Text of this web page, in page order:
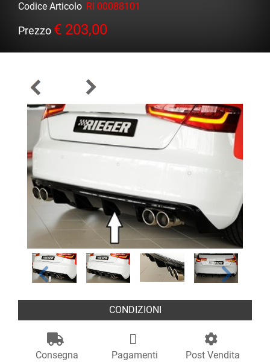
Codice Articolo RI 00088101
Prezzo € 203,00
CONDIZIONI
Consegna Pagamenti Post Vendita